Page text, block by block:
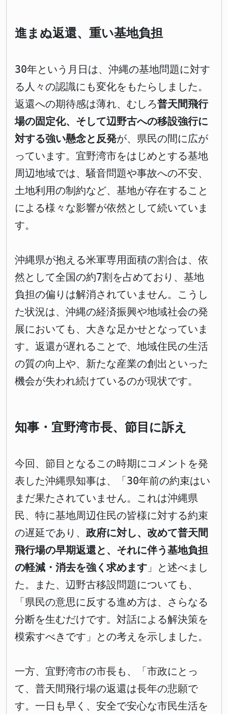
進まぬ返還、重い基地負担
30年という月日は、沖縄の基地問題に対す
る人々の認識にも変化をもたらしました。
返還への期待感は薄れ、むしろ普天間飛行
場の固定化、そして辺野古への移設強行に
対する強い懸念と反発が、県民の間に広が
っています。宜野湾市をはじめとする基地
周辺地域では、騒音問題や事故への不安、
土地利用の制約など、基地が存在すること
による様々な影響が依然として続いていま
す。
沖縄県が抱える米軍専用面積の割合は、依
然として全国の約7割を占めており、基地
負担の偏りは解消されていません。こうし
た状況は、沖縄の経済振興や地域社会の発
展においても、大きな足かせとなっていま
す。返還が遅れることで、地域住民の生活
の質の向上や、新たな産業の創出といった
機会が失われ続けているのが現状です。
知事・宜野湾市長、節目に訴え
今回、節目となるこの時期にコメントを発
表した沖縄県知事は、「30年前の約束はい
まだ果たされていません。これは沖縄県
民、特に基地周辺住民の皆様に対する約束
の遅延であり、 政府に対し、改めて普天間
飛行場の早期返還と、それに伴う基地負担
の軽減・消去を強く求めます 」と述べまし
た。また、辺野古移設問題についても、
「県民の意思に反する進め方は、さらなる
分断を生むだけです。対話による解決策を
模索すべきです」との考えを示しました。
一方、宜野湾市の市長も、「市政にとっ
て、普天間飛行場の返還は長年の悲願で
す。一日も早く、安全で安心な市民生活を